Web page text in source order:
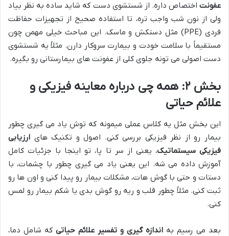
عفونت اختصاص داره. از شستشوی دست که شاید ساده به نظر بیاد
ولی از نون شب واجب تره، تا استفاده صحیح از تجهیزات حفاظت
فردی (PPE) مثل دستکش و ماسک. این مباحث خیلی مهمن چون
مستقیماً با سلامت خودت و بیمارت سروکار دارن. مثلاً یه شستشوی
دست اصولی می تونه جلوی کلی از عفونت های بیمارستانی رو بگیره.
بخش ۲: همه چی درباره معاینه فیزیکی و
علائم حیاتی
این بخش مثل یه کلاس عملی میمونه که توش یاد می گیری چطور
بیمار رو از نظر فیزیکی بررسی کنی. اصول و تکنیک های ارزیابی
فیزیکی سیستماتیک، یعنی از سر تا پا، تو اینجا با جزئیات کامل
آموزش داده می شه. این یعنی یاد می گیری چطور با چشمات، با
دستات و حتی با گوش هات، مشکلات بیمار رو پیدا کنی و اون ها رو
ثبت کنی. مثلاً چطور قلب و ریه رو گوش بدی یا شکم بیمار رو لمس
کنی.
بعد می رسیم به اندازه گیری و تفسیر علائم حیاتی که شامل دما،